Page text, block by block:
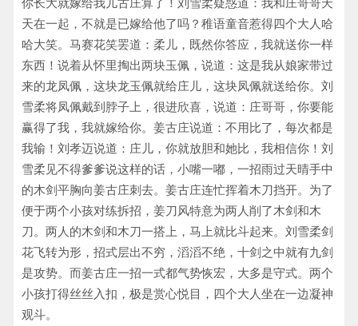
你长大就嫁给我儿古庄算了！刘雪柔疑惑道：我和庄哥哥天
天在一起，不就是已嫁给他了吗？稚语童音惹得四个大人哈
哈大笑。马赛花笑罢道：柔儿，既然你答应，我就送你一样
东西！说着从怀里掏出两块玉佩，说道：这是我从娘家带过
来的龙凤佩，这块龙玉佩就给庄儿，这块凤佩就送给你。刘
雪柔将凤佩戴到脖子上，很进欣喜，说道：庄哥哥，你要能
赢得了我，我就嫁给你。姜古庄说道：不用比了，每次都是
我输！刘孝迈说道：庄儿，你就放胆和她比，我相信你！刘
雪柔见不得爹爹说这样的话，小嘴一嘟，一招雨过天晴手中
的木剑平胸向姜古庄刺去。姜古庄连忙挥着木刀挡开。为了
便于两个小孩对练拆招，姜刀风特意为两人削了木剑和木
刀。两人的木剑和木刀一搭上，马上就比斗起来。刘雪柔剑
花飞转为形，招式层出不穷，滔滔不绝，十剑之中就有九剑
是攻势。而姜古庄一招一式都气势恢宏，大多是守式。两个
小孩打得丝丝入扣，极是赏心悦目，四个大人坐在一边凝神
观斗。